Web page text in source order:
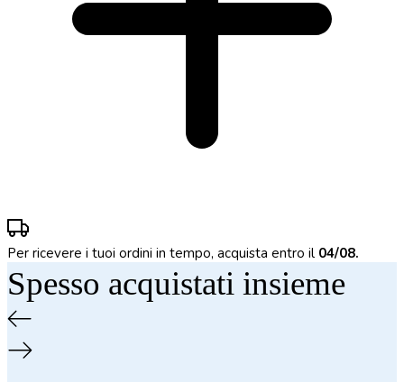
Per ricevere i tuoi ordini in tempo, acquista entro il 04/08.
Spesso acquistati insieme